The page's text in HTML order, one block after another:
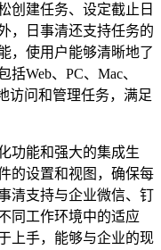
创建任务、设定截止日
，日事清还支持任务的
，使用户能够清晰地了
Web、PC、Mac、
访问和管理任务，满足
功能和强大的集成生
的设置和视图，确保每
清支持与企业微信、钉
同工作环境中的适应
上手，能够与企业的现